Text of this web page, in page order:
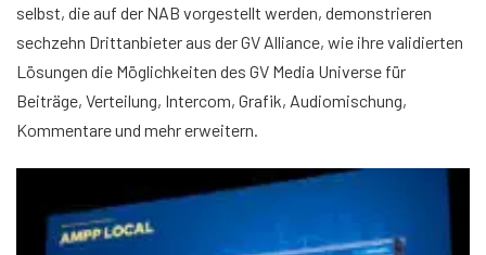
selbst, die auf der NAB vorgestellt werden, demonstrieren
sechzehn Drittanbieter aus der GV Alliance, wie ihre validierten
Lösungen die Möglichkeiten des GV Media Universe für
Beiträge, Verteilung, Intercom, Grafik, Audiomischung,
Kommentare und mehr erweitern.